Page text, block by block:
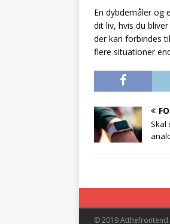
En dybdemåler og
dit liv, hvis du
der kan forbindes
flere situationer
Skal
© 2019